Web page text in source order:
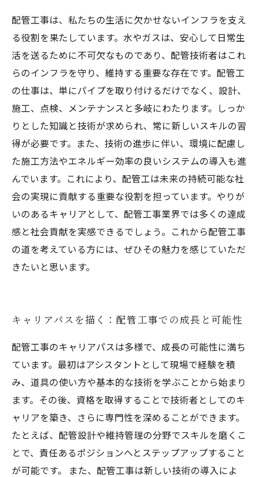
配管工事は、私たちの生活に欠かせないインフラを支え
る役割を果たしています。水やガスは、安心して日常生
活を送るために不可欠なものであり、配管技術者はこれ
らのインフラを守り、維持する重要な存在です。配管工
の仕事は、単にパイプを取り付けるだけでなく、設計、
施工、点検、メンテナンスと多岐にわたります。しっか
りとした知識と技術が求められ、常に新しいスキルの習
得が必要です。また、技術の進歩に伴い、環境に配慮し
た施工方法やエネルギー効率の良いシステムの導入も進
んでいます。これにより、配管工は未来の持続可能な社
会の実現に貢献する重要な役割を担っています。やりが
いのあるキャリアとして、配管工事業界では多くの達成
感と社会貢献を実感できるでしょう。これから配管工事
の道を考えている方には、ぜひその魅力を感じていただ
きたいと思います。
キャリアパスを描く：配管工事での成長と可能性
配管工事のキャリアパスは多様で、成長の可能性に満ち
ています。最初はアシスタントとして現場で経験を積
み、道具の使い方や基本的な技術を学ぶことから始まり
ます。その後、資格を取得することで技術者としてのキ
ャリアを築き、さらに専門性を深めることができます。
たとえば、配管設計や維持管理の分野でスキルを磨くこ
とで、責任あるポジションへとステップアップすること
が可能です。 また、配管工事は新しい技術の導入によ